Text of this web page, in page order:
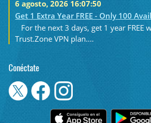
6 agosto, 2026 16:07:50
Get 1 Extra Year FREE - Only 100
For the next 3 days, get 1 year FREE
Trust.Zone VPN plan....
Conéctate